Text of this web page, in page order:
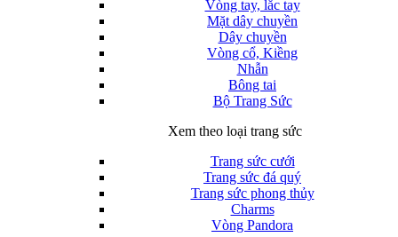
Vòng tay, lắc tay
Mặt dây chuyền
Dây chuyền
Vòng cổ, Kiềng
Nhẫn
Bông tai
Bộ Trang Sức
Xem theo loại trang sức
Trang sức cưới
Trang sức đá quý
Trang sức phong thủy
Charms
Vòng Pandora